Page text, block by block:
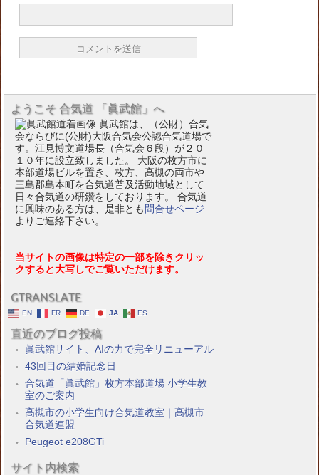
ようこそ 合気道 「眞武館」へ
眞武館は、（公財）合気
会ならびに(公財)大阪合気会公認合気道場で
す。江見博文道場長（合気会６段）が２０
１０年に設立致しました。 大阪の枚方市に
本部道場ビルを置き、枚方、高槻の両市や
三島郡島本町を合気道普及活動地域として
日々合気道の研鑽をしております。 合気道
に興味のある方は、是非とも 問合せページ
よりご連絡下さい。
当サイトの画像は特定の一部を除きクリッ
クすると大写しでご覧いただけます。
GTRANSLATE
EN FR DE JA ES
直近のブログ投稿
眞武館サイト、AIの力で完全リニューアル
43回目の結婚記念日
合気道「眞武館」枚方本部道場 小学生教
室のご案内
高槻市の小学生向け合気道教室｜高槻市
合気道連盟
Peugeot e208GTi
サイト内検索